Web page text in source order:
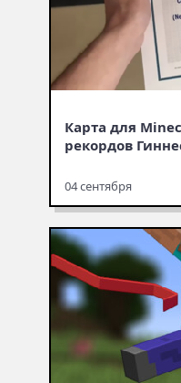
Карта для
рекордов
04 сентября